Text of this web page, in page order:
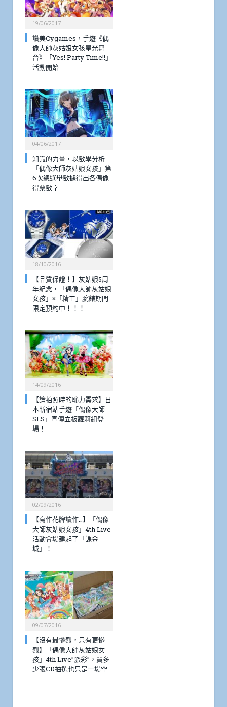
19/06/2017
讚美Cygames，手遊《偶
像大師灰姑娘女孩星光舞
台》「Yes! Party Time!!」
活動開始
04/06/2017
知識的力量，以數學分析
「偶像大師灰姑娘女孩」第
6次總選舉數據得出各偶像
得票數字
18/10/2016
【品質保證！】灰姑娘5周
年紀念，「偶像大師灰姑娘
女孩」×「精工」腕錶期間
限定預約中！！！
14/09/2016
【論拍照時的恥力需求】日
本新宿站手遊「偶像大師
SLS」宣傳立板蘿莉組登
場！
02/09/2016
【寫作花牌讀作…】「偶像
大師灰姑娘女孩」4th Live
活動會場建起了「課金
城」！
09/07/2016
【沒有最慘烈，只有更慘
烈】「偶像大師灰姑娘女
孩」4th Live”派彩”，買多
少張CD抽選也只是一場空….